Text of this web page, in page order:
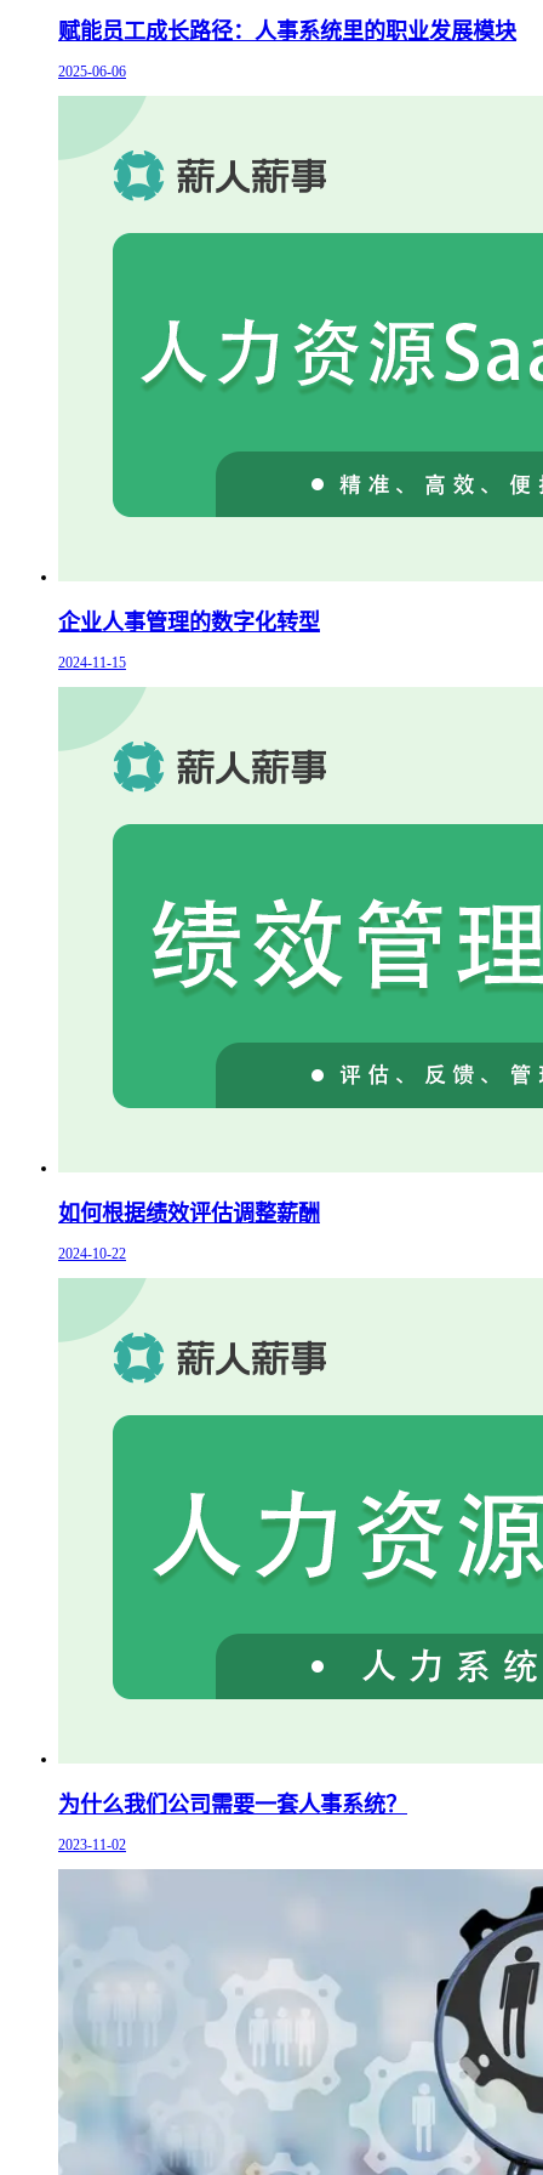
赋能员工成长路径：人事系统里的职业发展模块
2025-06-06
企业人事管理的数字化转型
2024-11-15
如何根据绩效评估调整薪酬
2024-10-22
为什么我们公司需要一套人事系统？
2023-11-02